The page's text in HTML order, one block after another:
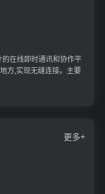
在线即时通讯和协作平
方,实现无缝连接。主要
更多+